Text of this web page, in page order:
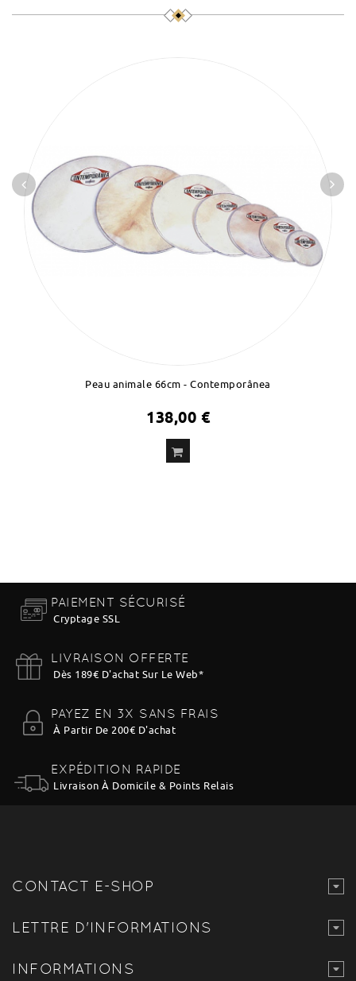
Peau animale 66cm - Contemporânea
138,00 €
PAIEMENT SÉCURISÉ
Cryptage SSL
LIVRAISON OFFERTE
Dès 189€ D'achat Sur Le Web*
PAYEZ EN 3X SANS FRAIS
À Partir De 200€ D'achat
EXPÉDITION RAPIDE
Livraison À Domicile & Points Relais
CONTACT E-SHOP
LETTRE D'INFORMATIONS
INFORMATIONS